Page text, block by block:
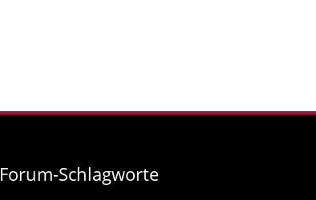
Forum-Schlagworte